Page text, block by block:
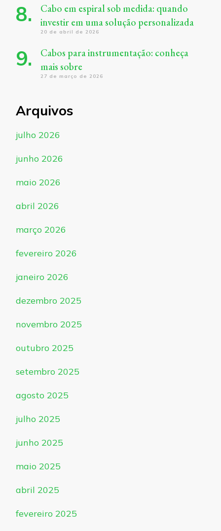
Cabo em espiral sob medida: quando
investir em uma solução personalizada
20 de abril de 2026
Cabos para instrumentação: conheça
mais sobre
27 de março de 2026
Arquivos
julho 2026
junho 2026
maio 2026
abril 2026
março 2026
fevereiro 2026
janeiro 2026
dezembro 2025
novembro 2025
outubro 2025
setembro 2025
agosto 2025
julho 2025
junho 2025
maio 2025
abril 2025
fevereiro 2025